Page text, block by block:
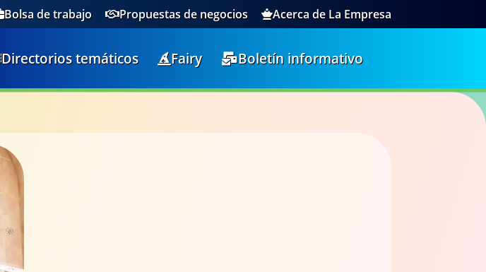
Bolsa de trabajo Propuestas de negocios Acerca de La Empresa
Directorios temáticos Fairy Boletín informativo